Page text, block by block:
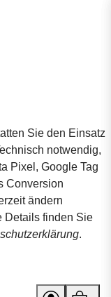
Sie den Einsatz
notwendig,
Pixel, Google Tag
Conversion
ändern
Details finden Sie
.